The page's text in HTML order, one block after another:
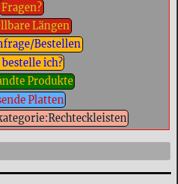
Fragen?
Längen
Bestellen
bestelle ich?
Produkte
Platten